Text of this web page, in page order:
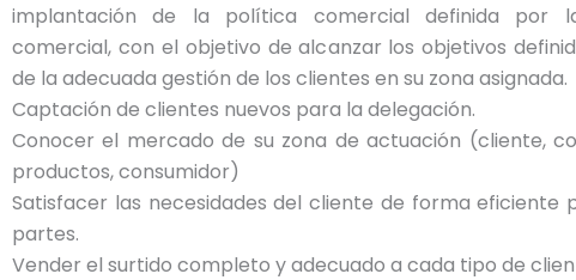
implantación de la política comercial definida por
comercial, con el objetivo de alcanzar los objetivos
de la adecuada gestión de los clientes en su zona asignada.
Captación de clientes nuevos para la delegación.
Conocer el mercado de su zona de actuación (cliente,
productos, consumidor)
Satisfacer las necesidades del cliente de forma eficiente
partes.
Vender el surtido completo y adecuado a cada tipo de